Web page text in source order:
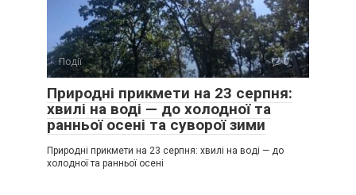
Події 0
Природні прикмети на 23 серпня:
хвилі на воді — до холодної та
ранньої осені та суворої зими
Природні прикмети на 23 серпня: хвилі на воді — до
холодної та ранньої осені